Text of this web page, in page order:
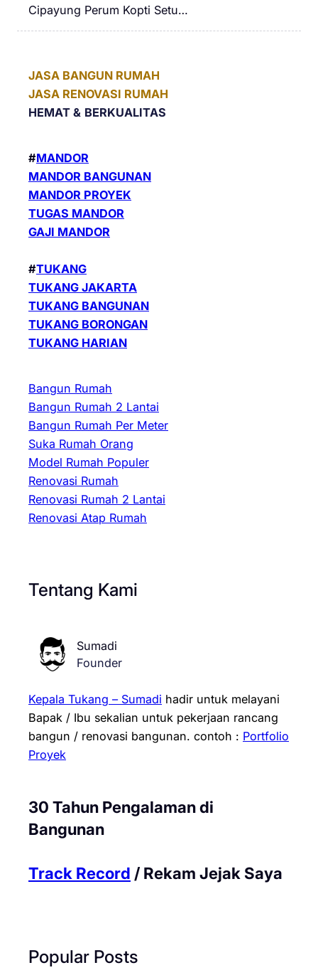
Cipayung Perum Kopti Setu…
JASA BANGUN RUMAH
JASA RENOVASI RUMAH
HEMAT & BERKUALITAS
#MANDOR
MANDOR BANGUNAN
MANDOR PROYEK
TUGAS MANDOR
GAJI MANDOR
#TUKANG
TUKANG JAKARTA
TUKANG BANGUNAN
TUKANG BORONGAN
TUKANG HARIAN
Bangun Rumah
Bangun Rumah 2 Lantai
Bangun Rumah Per Meter
Suka Rumah Orang
Model Rumah Populer
Renovasi Rumah
Renovasi Rumah 2 Lantai
Renovasi Atap Rumah
Tentang Kami
Sumadi
Founder
Kepala Tukang – Sumadi hadir untuk melayani
Bapak / Ibu sekalian untuk pekerjaan rancang
bangun / renovasi bangunan. contoh : Portfolio
Proyek
30 Tahun Pengalaman di
Bangunan
Track Record / Rekam Jejak Saya
Popular Posts